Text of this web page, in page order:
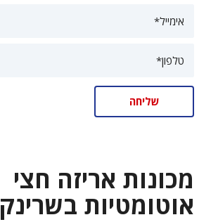
מכונות אריזה חצי
אוטומטיות בשרינק